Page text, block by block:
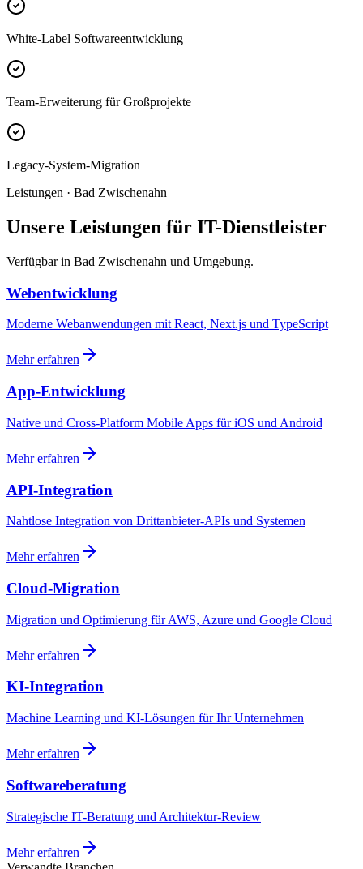
White-Label Softwareentwicklung
Team-Erweiterung für Großprojekte
Legacy-System-Migration
Leistungen · Bad Zwischenahn
Unsere Leistungen für IT-Dienstleister
Verfügbar in Bad Zwischenahn und Umgebung.
Webentwicklung
Moderne Webanwendungen mit React, Next.js und TypeScript
Mehr erfahren
App-Entwicklung
Native und Cross-Platform Mobile Apps für iOS und Android
Mehr erfahren
API-Integration
Nahtlose Integration von Drittanbieter-APIs und Systemen
Mehr erfahren
Cloud-Migration
Migration und Optimierung für AWS, Azure und Google Cloud
Mehr erfahren
KI-Integration
Machine Learning und KI-Lösungen für Ihr Unternehmen
Mehr erfahren
Softwareberatung
Strategische IT-Beratung und Architektur-Review
Mehr erfahren